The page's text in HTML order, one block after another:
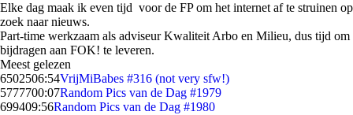
Elke dag maak ik even tijd voor de FP om het internet af te struinen op
zoek naar nieuws.
Part-time werkzaam als adviseur Kwaliteit Arbo en Milieu, dus tijd om
bijdragen aan FOK! te leveren.
Meest gelezen
6502506:54VrijMiBabes #316 (not very sfw!)
5777700:07Random Pics van de Dag #1979
699409:56Random Pics van de Dag #1980